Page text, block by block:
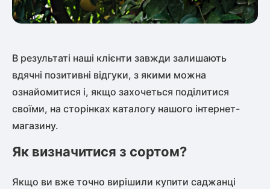
В результаті наші клієнти завжди залишають
вдячні позитивні відгуки, з якими можна
ознайомитися і, якщо захочеться поділитися
своїми, на сторінках каталогу нашого інтернет-
магазину.
Як визначитися з сортом?
Якщо ви вже точно вирішили купити саджанці